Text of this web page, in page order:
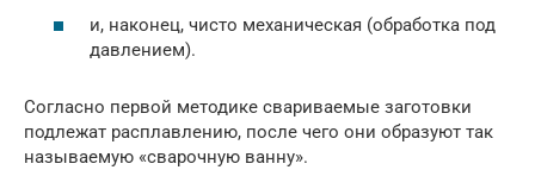
и, наконец, чисто механическая (обработка под
давлением).
Согласно первой методике свариваемые заготовки
подлежат расплавлению, после чего они образуют так
называемую «сварочную ванну».